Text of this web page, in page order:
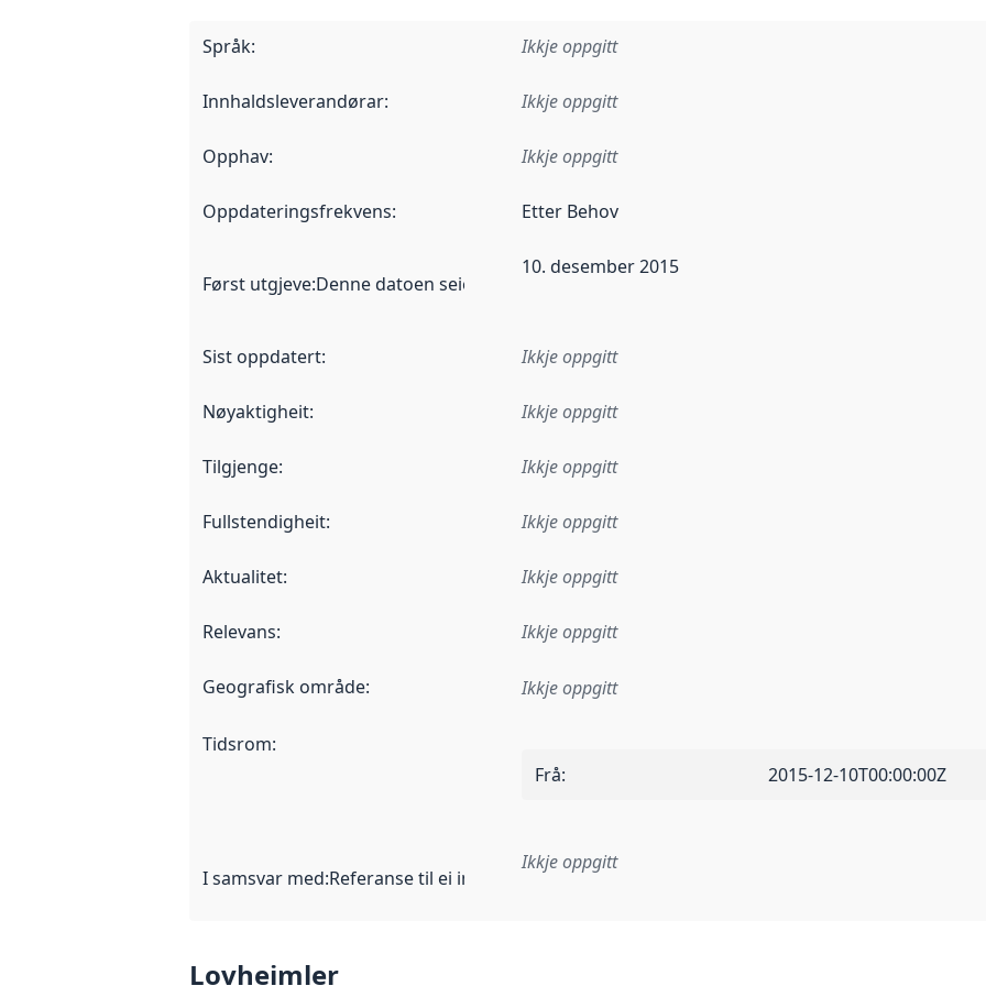
Språk: Ikkje oppgitt
Innhaldsleverandørar: Ikkje oppgitt
Opphav: Ikkje oppgitt
Oppdateringsfrekvens: Etter Behov
Først utgjeve:Denne datoen seier når dataa i dette datasettet først blei utgitt. Det kan ha
10. desember 2015
Sist oppdatert: Ikkje oppgitt
Nøyaktigheit: Ikkje oppgitt
Tilgjenge: Ikkje oppgitt
Fullstendigheit: Ikkje oppgitt
Aktualitet: Ikkje oppgitt
Relevans: Ikkje oppgitt
Geografisk område: Ikkje oppgitt
Tidsrom:
Frå: 2015-12-10T00:00:00Z
I samsvar med:Referanse til ei implementeringsregel eller anna spesifikasjon som ligg til
Ikkje oppgitt
Lovheimler